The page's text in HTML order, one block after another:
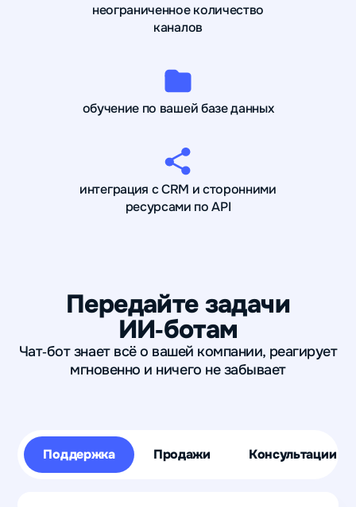
неограниченное количество
каналов
обучение по вашей базе данных
интеграция с CRM и сторонними
ресурсами по API
Передайте задачи
ИИ‑ботам
Чат‑бот знает всё о вашей компании, реагирует
мгновенно и ничего не забывает
Поддержка Продажи Консультации